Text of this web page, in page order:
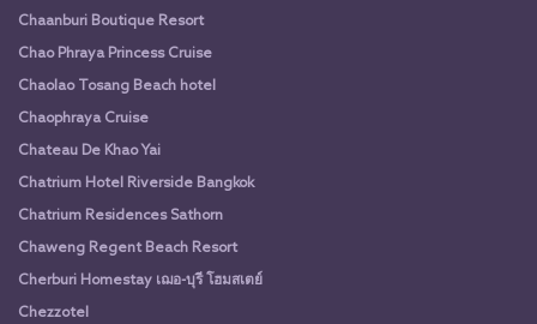
Chaanburi Boutique Resort
Chao Phraya Princess Cruise
Chaolao Tosang Beach hotel
Chaophraya Cruise
Chateau De Khao Yai
Chatrium Hotel Riverside Bangkok
Chatrium Residences Sathorn
Chaweng Regent Beach Resort
Cherburi Homestay เฌอ-บุรี โฮมสเตย์
Chezzotel